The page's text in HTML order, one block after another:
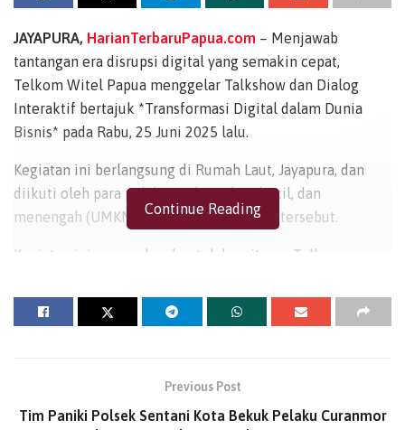
JAYAPURA, HarianTerbaruPapua.com – Menjawab
tantangan era disrupsi digital yang semakin cepat,
Telkom Witel Papua menggelar Talkshow dan Dialog
Interaktif bertajuk *Transformasi Digital dalam Dunia
Bisnis* pada Rabu, 25 Juni 2025 lalu.
Kegiatan ini berlangsung di Rumah Laut, Jayapura, dan
diikuti oleh para pelaku usaha mikro, kecil, dan
menengah (UMKM) yang aktif di wilayah tersebut.
Kegiatan ini merupakan bentuk komitmen Telkom
percepatan digitalisasi sektor UMKM, sekaligus
memberikan edukasi praktis mengenai pentingnya
suasana interaktif dan penuh semangat kolaborasi.
Continue Reading
Previous Post
Tim Paniki Polsek Sentani Kota Bekuk Pelaku Curanmor